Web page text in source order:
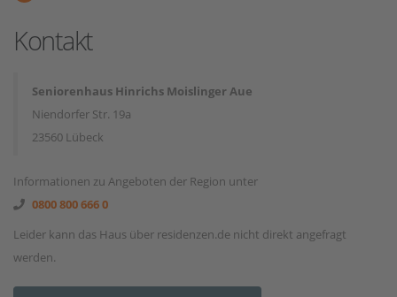
Kontakt
Seniorenhaus Hinrichs Moislinger Aue
Niendorfer Str. 19a
23560 Lübeck
Informationen zu Angeboten der Region unter
0800 800 666 0
Leider kann das Haus über residenzen.de nicht direkt angefragt
werden.